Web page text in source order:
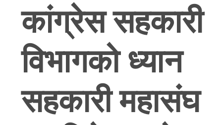
कांग्रेस सहकारी
विभागको ध्यान
सहकारी महासंघ